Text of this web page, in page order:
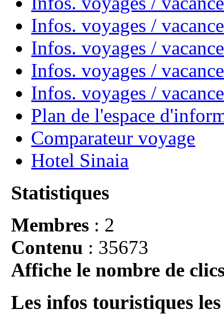
Infos. voyages /
Infos. voyages /
Infos. voyages /
Infos. voyages /
Plan de l'espace
Comparateur voyage
Hotel Sinaia
Statistiques
Membres : 2
Contenu : 35673
Affiche le nombre de
Les infos touristiques